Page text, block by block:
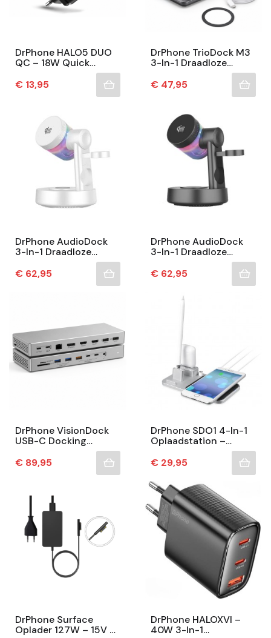
DrPhone HALO5 DUO
QC – 18W Quick
Charge 3.0 Thuislader
– 2x USB-A Snellader
– Dual Port Oplader...
Prijs
€ 13,95
DrPhone TrioDock M3
3-In-1 Draadloze
Oplader – Magnetisch
Laadstation Voor
Smartphone, Galaxy...
Prijs
€ 47,95
DrPhone AudioDock
3-In-1 Draadloze
Magnetisch
Laadstation -
Prijs
€ 62,95
DrPhone AudioDock
3-In-1 Draadloze
Magnetisch
Laadstation -
Prijs
€ 62,95
DrPhone VisionDock
USB-C Docking
Station 16-In-1 – 100W
Power Delivery – 2x
HDMI & DisplayPort –...
Prijs
€ 89,95
DrPhone SDO1 4-In-1
Oplaadstation –
Draadloze Oplader
Compatibel Met
Apple-Apparaten
Prijs
€ 29,95
DrPhone Surface
Oplader 127W – 15V –
DrPhone HALOXVI –
40W 3-In-1